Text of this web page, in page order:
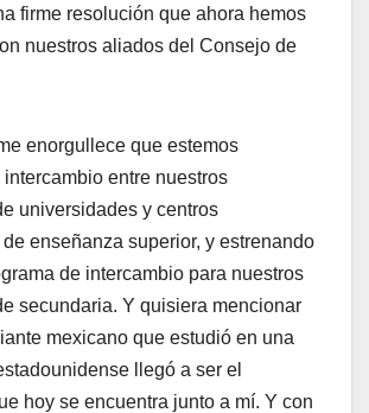
firme resolución que ahora hemos
nuestros aliados del Consejo de
enorgullece que estemos
entre nuestros
universidades y centros
enseñanza superior, y estrenando
de intercambio para nuestros
secundaria. Y quisiera mencionar
mexicano que estudió en una
llegó a ser el
hoy se encuentra junto a mí. Y con